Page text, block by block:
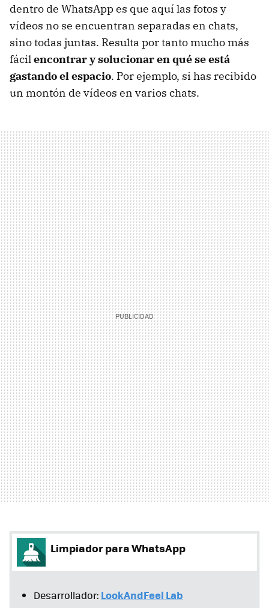
dentro de WhatsApp es que aquí las fotos y
vídeos no se encuentran separadas en chats,
sino todas juntas. Resulta por tanto mucho más
fácilencontrar y solucionar en qué se está
gastando el espacio. Por ejemplo, si has recibido
un montón de vídeos en varios chats.
Limpiador para WhatsApp
Desarrollador: LookAndFeel Lab